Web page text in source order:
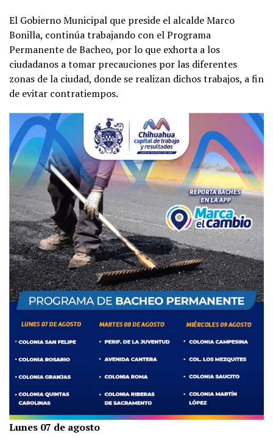
El Gobierno Municipal que preside el alcalde Marco
Bonilla, continúa trabajando con el Programa
Permanente de Bacheo, por lo que exhorta a los
ciudadanos a tomar precauciones por las diferentes
zonas de la ciudad, donde se realizan dichos trabajos, a fin
de evitar contratiempos.
Lunes 07 de agosto